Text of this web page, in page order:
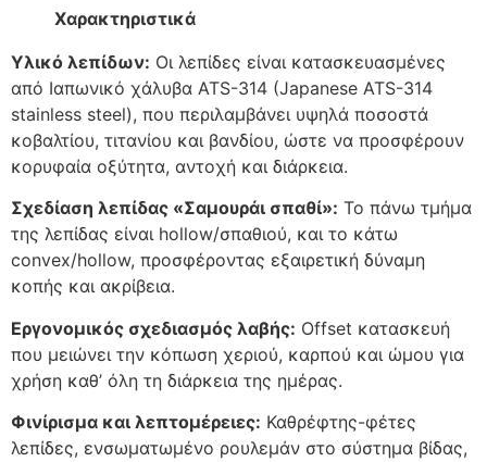
Χαρακτηριστικά
Υλικό λεπίδων: Οι λεπίδες είναι κατασκευασμένες
από Ιαπωνικό χάλυβα ATS-314 (Japanese ATS-314
stainless steel), που περιλαμβάνει υψηλά ποσοστά
κοβαλτίου, τιτανίου και βανδίου, ώστε να προσφέρουν
κορυφαία οξύτητα, αντοχή και διάρκεια.
Σχεδίαση λεπίδας «Σαμουράι σπαθί»: Το πάνω τμήμα
της λεπίδας είναι hollow/σπαθιού, και το κάτω
convex/hollow, προσφέροντας εξαιρετική δύναμη
κοπής και ακρίβεια.
Εργονομικός σχεδιασμός λαβής: Offset κατασκευή
που μειώνει την κόπωση χεριού, καρπού και ώμου για
χρήση καθ’ όλη τη διάρκεια της ημέρας.
Φινίρισμα και λεπτομέρειες: Καθρέφτης-φέτες
λεπίδες, ενσωματωμένο ρουλεμάν στο σύστημα βίδας,